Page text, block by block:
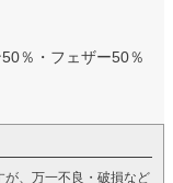
％・フェザー50％
、万一不良・破損など